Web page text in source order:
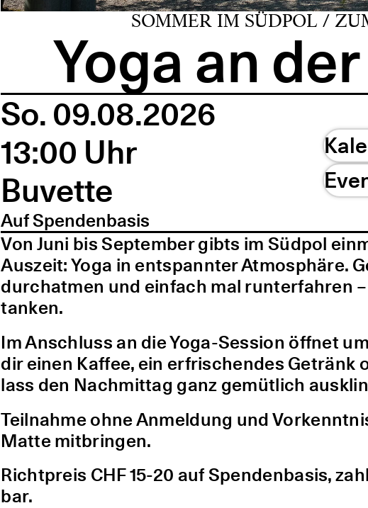
SOMMER IM SÜDPOL /
Yoga an
So. 09.08.2026
13:00 Uhr
Buvette
Auf Spendenbasis
Von Juni bis September gibts im Südpol
Auszeit: Yoga in entspannter Atmosphäre.
durchatmen und einfach mal runterfahren
tanken.
Im Anschluss an die Yoga-Session öffnet
dir einen Kaffee, ein erfrischendes Getränk
lass den Nachmittag ganz gemütlich
Teilnahme ohne Anmeldung und
Matte mitbringen.
Richtpreis CHF 15-20 auf Spendenbasis,
bar.